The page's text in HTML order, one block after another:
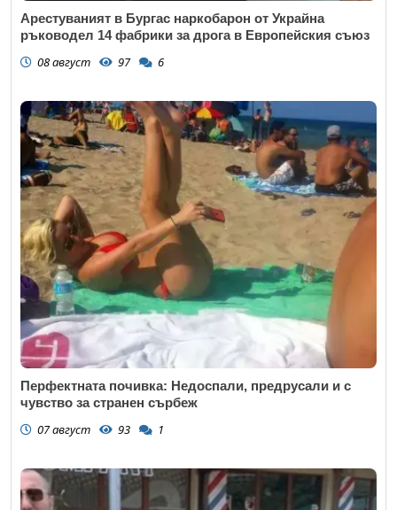
Арестуваният в Бургас наркобарон от Украйна
ръководел 14 фабрики за дрога в Европейския съюз
08 август 97 6
Перфектната почивка: Недоспали, предрусали и с
чувство за странен сърбеж
07 август 93 1